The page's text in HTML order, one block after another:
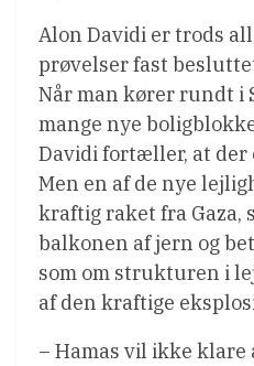
Alon Davidi er trods
prøvelser fast
Når man kører rundt i
mange nye
Davidi fortæller, at der
Men en af de nye
kraftig raket fra Gaza,
balkonen af jern og
som om strukturen i
af den kraftige
– Hamas vil ikke klare